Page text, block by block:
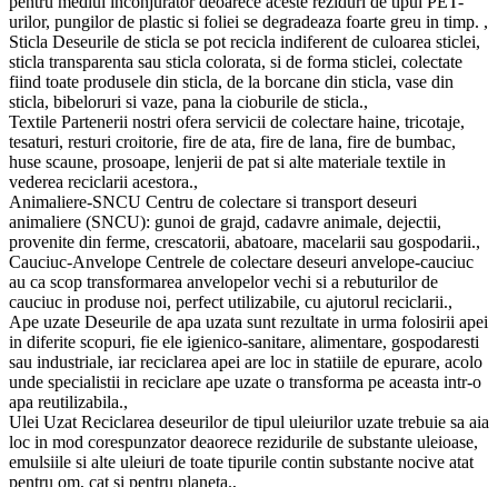
urilor, pungilor de plastic si foliei se degradeaza foarte greu in timp. ,
Sticla Deseurile de sticla se pot recicla indiferent de culoarea sticlei,
sticla transparenta sau sticla colorata, si de forma sticlei, colectate
fiind toate produsele din sticla, de la borcane din sticla, vase din
sticla, bibeloruri si vaze, pana la cioburile de sticla.,
Textile Partenerii nostri ofera servicii de colectare haine, tricotaje,
tesaturi, resturi croitorie, fire de ata, fire de lana, fire de bumbac,
huse scaune, prosoape, lenjerii de pat si alte materiale textile in
vederea reciclarii acestora.,
Animaliere-SNCU Centru de colectare si transport deseuri
animaliere (SNCU): gunoi de grajd, cadavre animale, dejectii,
provenite din ferme, crescatorii, abatoare, macelarii sau gospodarii.,
Cauciuc-Anvelope Centrele de colectare deseuri anvelope-cauciuc
au ca scop transformarea anvelopelor vechi si a rebuturilor de
cauciuc in produse noi, perfect utilizabile, cu ajutorul reciclarii.,
Ape uzate Deseurile de apa uzata sunt rezultate in urma folosirii apei
in diferite scopuri, fie ele igienico-sanitare, alimentare, gospodaresti
sau industriale, iar reciclarea apei are loc in statiile de epurare, acolo
unde specialistii in reciclare ape uzate o transforma pe aceasta intr-o
apa reutilizabila.,
Ulei Uzat Reciclarea deseurilor de tipul uleiurilor uzate trebuie sa aia
loc in mod corespunzator deaorece rezidurile de substante uleioase,
emulsiile si alte uleiuri de toate tipurile contin substante nocive atat
pentru om, cat si pentru planeta.,